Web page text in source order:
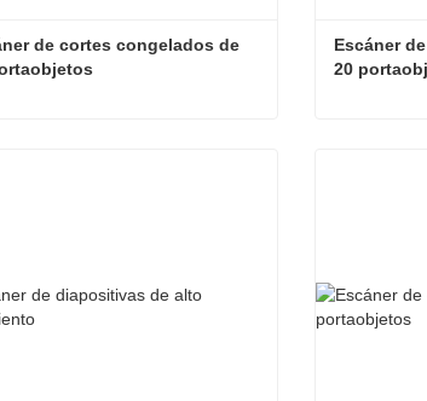
de cortes congelados de
Escáner
20